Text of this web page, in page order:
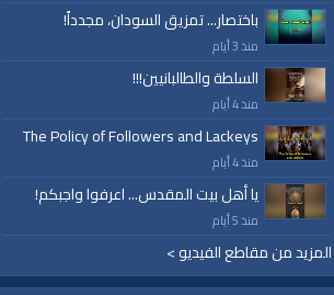
باختصار... تمزيق السودان، مجدداً!
منذ 3 أيام
السلطة والطالبانيين!!!
منذ 4 أيام
The Policy of Followers and Lackeys
منذ 4 أيام
يا أهل بيت المقدس... اعرفوا واجبكم!
منذ 5 أيام
المزيد من مقاطع الفيديو >